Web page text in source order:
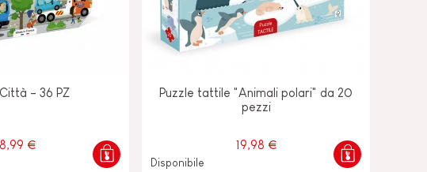
- 36 PZ
€
Puzzle tattile "Animali polari" da 20
pezzi
19,98 €
Disponibile